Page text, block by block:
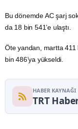
Bu dönemde AC şarj
da 18 bin 541’e ulaştı.
Öte yandan, martta 411
bin 486’ya yükseldi.
HABER KAYNAĞI
TRT